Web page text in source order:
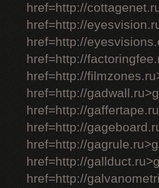
href=http://
href=http://
href=http://
href=http://
href=http://
href=http://
href=http://
href=http://
href=http://
href=http://
href=http://